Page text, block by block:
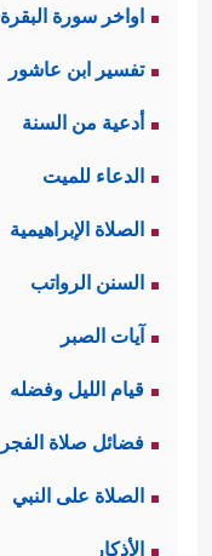
اواخر سورة البقرة
تفسير ابن عاشور
أدعية من السنة
الدعاء للميت
الصلاة الإبراهيمية
السنن الرواتب
آيات الصبر
قيام الليل وفضله
فضائل صلاة الفجر
الصلاة على النبي
الأذكار